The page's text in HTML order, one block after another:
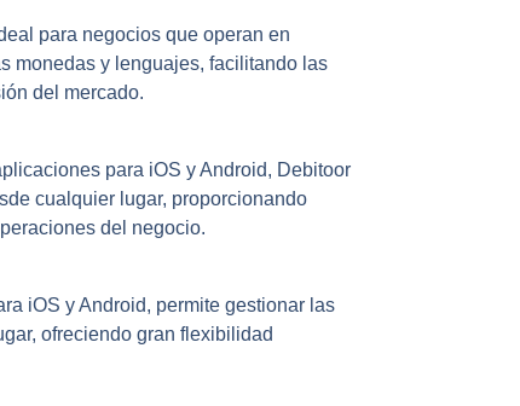
para negocios que operan en
monedas y lenguajes, facilitando las
del mercado.
para iOS y Android, Debitoor
cualquier lugar, proporcionando
del negocio.
iOS y Android, permite gestionar las
ofreciendo gran flexibilidad